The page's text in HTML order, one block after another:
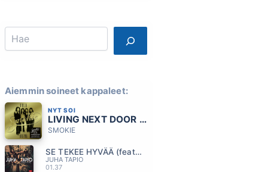
Search
Aiemmin soineet kappaleet:
NYT SOI
LIVING NEXT DOOR TO ALICE
SMOKIE
SE TEKEE HYVÄÄ (feat. Jukka Poika)
JUHA TAPIO
01.37